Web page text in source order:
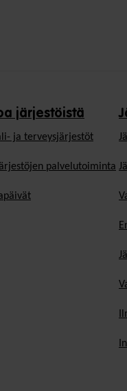
järjestöistä
ja terveysjärjestöt
palvelutoiminta